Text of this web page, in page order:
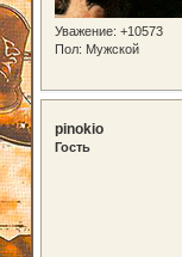
Уважение: +10573
Пол: Мужской
pinokio
Гость